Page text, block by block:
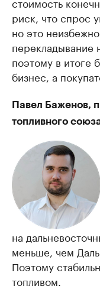
риск, что спрос
но это
перекладывание
поэтому в итоге
бизнес, а
Павел Баженов,
топливного
на
меньше, чем
Поэтому
топливом.